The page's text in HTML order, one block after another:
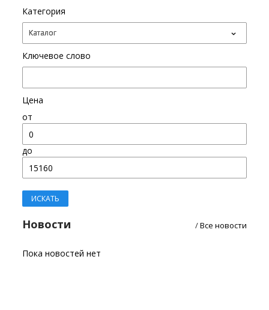
Категория
Ключевое слово
Цена
от
до
Новости /Все новости
Пока новостей нет